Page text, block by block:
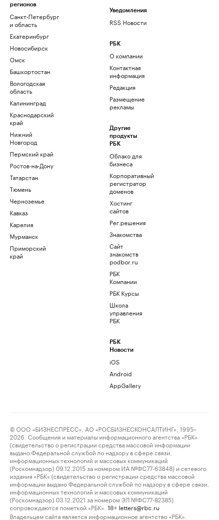
регионов
Санкт-Петербург
и область
Екатеринбург
Новосибирск
Омск
Башкортостан
Вологодская
область
Калининград
Краснодарский
край
Нижний
Новгород
Пермский край
Ростов-на-Дону
Татарстан
Тюмень
Черноземье
Кавказ
Карелия
Мурманск
Приморский
край
Уведомления
RSS Новости
РБК
О компании
Контактная
информация
Редакция
Размещение
рекламы
Другие
продукты
РБК
Облако для
бизнеса
Корпоративный
регистратор
доменов
Хостинг
сайтов
Рег.решения
Знакомства
Сайт
знакомств
podbor.ru
РБК
Компании
РБК Курсы
Школа
управления
РБК
РБК
Новости
iOS
Android
AppGallery
© ООО «БИЗНЕСПРЕСС», АО «РОСБИЗНЕСКОНСАЛТИНГ», 1995–
2026. Сообщения и материалы информационного агентства «РБК»
(свидетельство о регистрации средства массовой информации
выдано Федеральной службой по надзору в сфере связи,
информационных технологий и массовых коммуникаций
(Роскомнадзор) 09.12.2015 за номером ИА №ФС77-63848) и сетевого
издания «РБК» (свидетельство о регистрации средства массовой
информации выдано Федеральной службой по надзору в сфере связи,
информационных технологий и массовых коммуникаций
(Роскомнадзор) 03.12.2021 за номером ЭЛ №ФС77-82385)
сопровождаются пометкой «РБК».
18+ letters@rbc.ru
Владельцем сайта является информационное агентство «РБК».